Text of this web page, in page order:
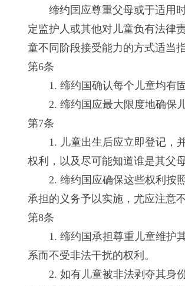
缔约国应尊重父母或于适用时
定监护人或其他对儿童负有法律
童不同阶段接受能力的方式适当
第6条
1. 缔约国确认每个儿童均有
2. 缔约国应最大限度地确保
第7条
1. 儿童出生后应立即登记，并
权利，以及尽可能知道谁是其父
2. 缔约国应确保这些权利按照
承担的义务予以实施，尤应注意
第8条
1. 缔约国承担尊重儿童维护其
系而不受非法干扰的权利。
2. 如有儿童被非法剥夺其身份